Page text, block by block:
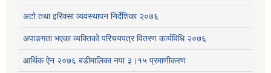
अटो तथा इरिक्सा व्यवस्थापन निर्देशिका २०७६
अपाङगता भएका व्यक्तिको परिचयपत्र वितरण कार्यविधि २०७६
आर्थिक ऐन २०७६ बडीमालिका नपा ३।१५ प्रमाणीकरण